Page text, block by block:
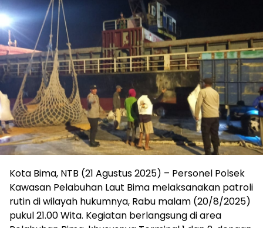
Kota Bima, NTB (21 Agustus 2025) – Personel Polsek
Kawasan Pelabuhan Laut Bima melaksanakan patroli
rutin di wilayah hukumnya, Rabu malam (20/8/2025)
pukul 21.00 Wita. Kegiatan berlangsung di area